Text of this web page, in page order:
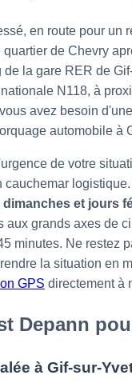
en route pour
de Chevry
la gare RER de
N118, à
avez besoin
automobile à
de votre
et jours
grands axes de
minutes. Ne restez
la situation en
GPS directement à
Depann
à Gif-sur-